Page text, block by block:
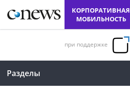
КОРПОРАТИВНАЯ
МОБИЛЬНОСТЬ
при поддержке
Разделы